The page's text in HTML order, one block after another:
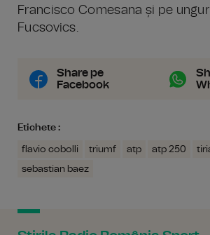
Francisco Comesana și pe
Fucsovics.
Share pe
Facebook
Etichete :
flavio cobolli triumf atp atp 250
sebastian baez